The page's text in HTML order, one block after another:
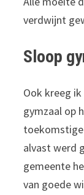
verdwijnt
Sloop
Ook kreeg
gymzaal op
alvast werd
gemeente
van goede